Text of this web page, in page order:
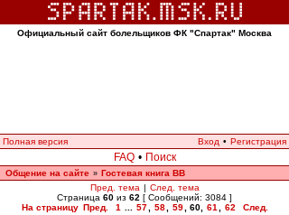
Официальный сайт болельщиков ФК "Спартак" Москва
Полная версия Вход • Регистрация
FAQ • Поиск
Общение на сайте » Гостевая книга ВВ
Пред. тема | След. тема
Страница 60 из 62 [ Сообщений: 3084 ]
На страницу Пред. 1 57 58 59 60, 61 62
След.